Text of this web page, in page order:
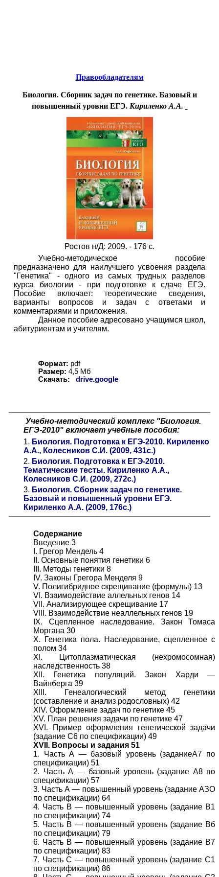
Правообладателям
Биология. Сборник задач по генетике. Базовый и
повышенный уровни ЕГЭ.Кириленко А.А.
Ростов н/Д: 2009. - 176 с.
Учебно-методическое пособие
предназначено для наилучшего усвоения раздела
"Генетика" - одного из самых трудных разделов
курса биологии - при подготовке к сдаче ЕГЭ.
Пособие включает: теоретические сведения,
варианты вопросов и задач с ответами и
комментариями и приложения.
Данное пособие адресовано учащимся школ,
абитуриентам и учителям.
Формат: pdf
Размер: 4,5 Мб
Скачать:
drive.google
Учебно-методический комплекс "Биология.
ЕГЭ-2010" включает учебные пособия:
1. Биология. Подготовка к ЕГЭ-2010. Кириленко
А.А., Колесников С.И. (2009, 431с.)
2. Биология. Подготовка к ЕГЭ-2010.
Тематические тесты. Кириленко А.А.,
Колесников С.И. (2009, 272с.)
3. Биология. Сборник задач по генетике.
Базовый и повышенный уровни ЕГЭ.
Кириленко А.А. (2009, 176с.)
Содержание
Введение 3
I. Грегор Мендель 4
II. Основные понятия генетики 6
III. Методы генетики 8
IV. Законы Грегора Менделя 9
V. Полигибридное скрещивание (формулы) 13
VI. Взаимодействие аллельных генов 14
VII. Анализирующее скрещивание 17
VIII. Взаимодействие неаллельных генов 19
IX. Сцепленное наследование. Закон Томаса
Моргана 30
X. Генетика пола. Наследование, сцепленное с
полом 34
XI. Цитоплазматическая (нехромосомная)
наследственность 38
XII. Генетика популяций. Закон Харди —
Вайнберга 39
XIII. Генеалогический метод генетики
(составление и анализ родословных) 42
XIV. Оформление задач по генетике 45
XV. План решения задачи по генетике 47
XVI. Пример оформления генетической задачи
(задание С6 по спецификации) 49
XVII. Вопросы и задания 51
1. Часть А — базовый уровень (заданиеА7 по
спецификации) 51
2. Часть А — базовый уровень (задание А8 по
спецификации) 57
3. Часть А — повышенный уровень (задание АЗО
по спецификации) 64
4. Часть В — повышенный уровень (задание В1
по спецификации) 74
5. Часть В — повышенный уровень (задание Вб
по спецификации) 79
6. Часть В — повышенный уровень (задание В7
по спецификации) 83
7. Часть С — повышенный уровень (задание С1
по спецификации) 86